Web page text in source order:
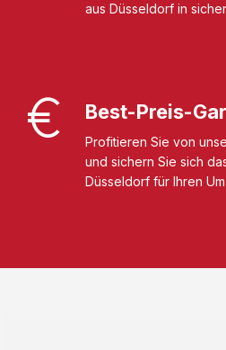
aus Düsseldorf in
Best-Preis-
Profitieren Sie von
und sichern Sie sich
Düsseldorf für Ihren